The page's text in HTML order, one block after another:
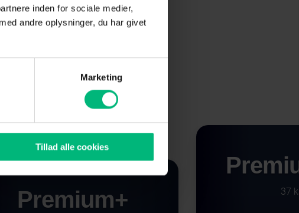
inden for sociale medier,
andre oplysninger, du har givet
Marketing
Tillad alle cookies
garanteret
Premium+ 37